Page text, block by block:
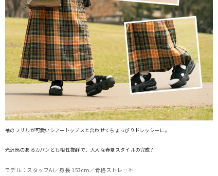
袖のフリルが可愛いシアートップスと合わせてちょっぴりドレッシーに。
光沢感のあるカバンとも相性抜群で、大人な春夏スタイルの完成?
モデル：スタッフAi／身長 153cm／骨格ストレート